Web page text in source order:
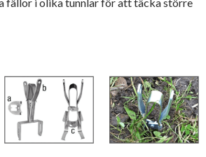
fällor i olika tunnlar för att täcka större